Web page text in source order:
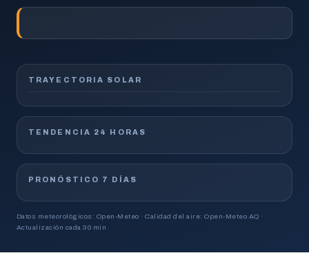
TRAYECTORIA SOLAR
TENDENCIA 24 HORAS
PRONÓSTICO 7 DÍAS
Datos meteorológicos: Open-Meteo · Calidad del aire: Open-Meteo AQ ·
Actualización cada 30 min